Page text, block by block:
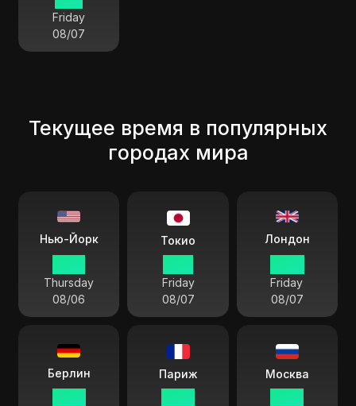
Friday
08/07
Текущее время в популярных
городах мира
Нью-Йорк
Thursday
08/06
Токио
Friday
08/07
Лондон
Friday
08/07
Берлин Париж Москва